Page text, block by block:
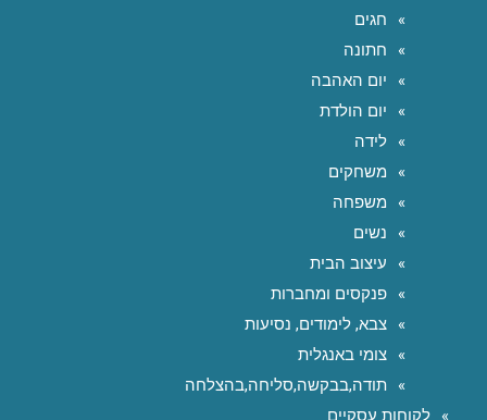
חגים
חתונה
יום האהבה
יום הולדת
לידה
משחקים
משפחה
נשים
עיצוב הבית
פנקסים ומחברות
צבא, לימודים, נסיעות
צומי באנגלית
תודה,בבקשה,סליחה,בהצלחה
לקוחות עסקיים